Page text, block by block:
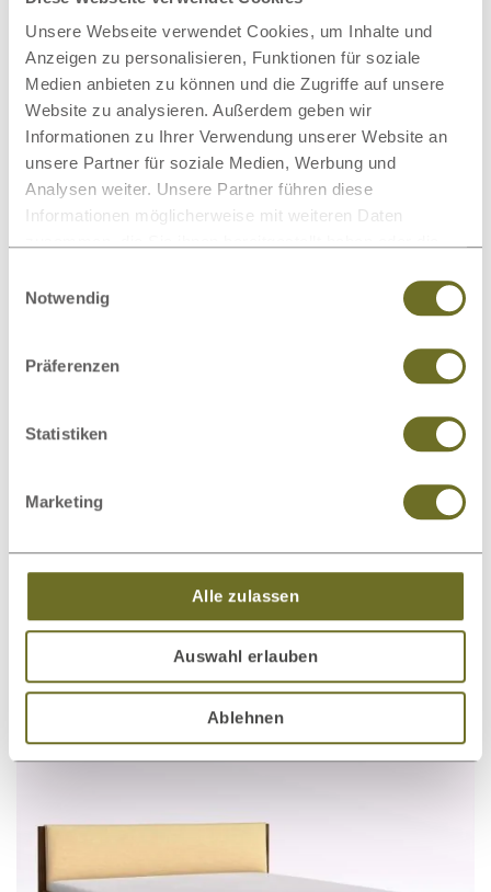
Unsere Webseite verwendet Cookies, um Inhalte und
Anzeigen zu personalisieren, Funktionen für soziale
Medien anbieten zu können und die Zugriffe auf unsere
Website zu analysieren. Außerdem geben wir
Informationen zu Ihrer Verwendung unserer Website an
unsere Partner für soziale Medien, Werbung und
Analysen weiter. Unsere Partner führen diese
Informationen möglicherweise mit weiteren Daten
haben.
Notwendig
Präferenzen
Statistiken
Marketing
Alle zulassen
Auswahl erlauben
Ablehnen
100 cm mit Türen
Kommode Kernbuche „Gustav“
ab991,00 €